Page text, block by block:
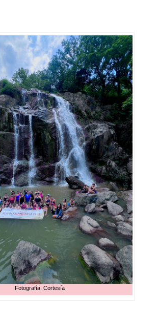
Fotografía: Cortesía